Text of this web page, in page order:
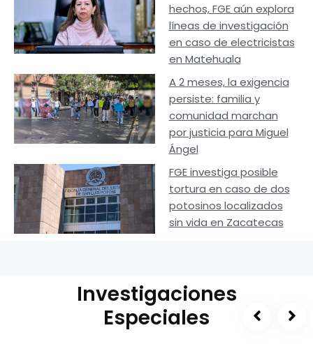
hechos, FGE aún explora
líneas de investigación
en caso de electricistas
en Matehuala
A 2 meses, la exigencia
persiste: familia y
comunidad marchan
por justicia para Miguel
Ángel
FGE investiga posible
tortura en caso de dos
potosinos localizados
sin vida en Zacatecas
Investigaciones
Especiales